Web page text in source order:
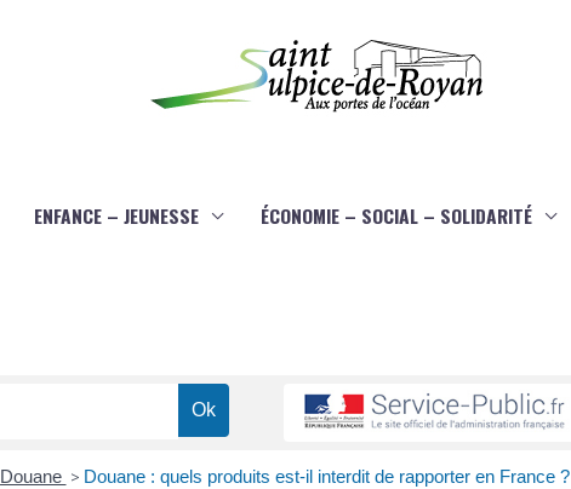
ENFANCE – JEUNESSE ÉCONOMIE – SOCIAL – SOLIDARITÉ
Douane > Douane : quels produits est-il interdit de rapporter en France ?